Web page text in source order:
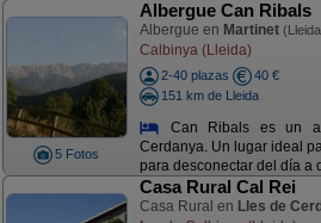
5 Fotos
Albergue Can Ribals
Albergue en Martinet
Calbinya (Lleida)
2-40 plazas
40 €
151 km de Lleida
Can Ribals es un
Cerdanya. Un lugar ideal
para desconectar del día a
Casa Rural Cal Rei
Casa Rural en Lles de